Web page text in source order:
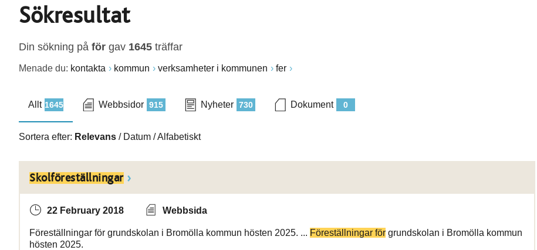
Sökresultat
Din sökning på för gav 1645 träffar
Menade du: kontakta kommun verksamheter i kommunen fer
1645
Allt 915
Webbsidor 730
Nyheter 0
Dokument
Sortera efter: Relevans / Datum /Alfabetiskt
Skolföreställningar
22 February 2018 Webbsida
Föreställningar för grundskolan i Bromölla kommun hösten 2025. ... Föreställningar för grundskolan i Bromölla kommun
hösten 2025.